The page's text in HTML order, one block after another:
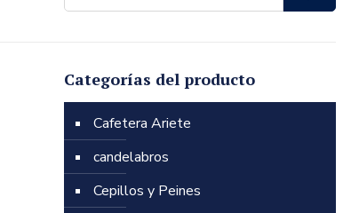
Categorías del producto
Cafetera Ariete
candelabros
Cepillos y Peines